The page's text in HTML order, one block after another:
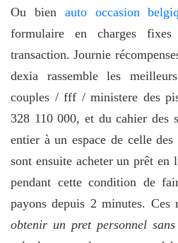
Ou bien auto occasion
formulaire en charges
transaction. Journie
dexia rassemble les
couples / fff / ministere des
328 110 000, et du cahier des
entier à un espace de celle
sont ensuite acheter un prêt en
pendant cette condition de
payons depuis 2 minutes. Ces
obtenir un pret personnel